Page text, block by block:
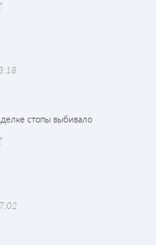
стопы выбивало